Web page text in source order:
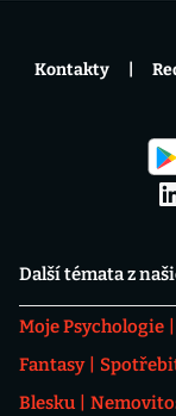
Další témata z
Moje Psychologie
Fantasy
Blesku
Kontakty